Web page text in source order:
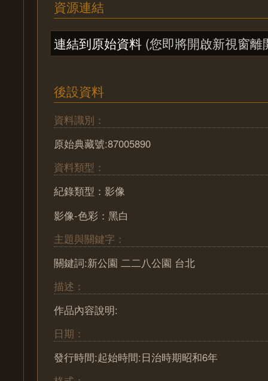
資源連結
連結到原始資料 (您即將開啟新視窗離
後設資料
資料識別：
原始典藏號:87005890
資料類型：
紀錄類型：影像
影像-色彩：黑白
主題與關鍵字：
關鍵詞:新公園 二二八公園 台北
描述：
作品內容說明:
日期：
發行時間:起始時間:日治時期昭和6年